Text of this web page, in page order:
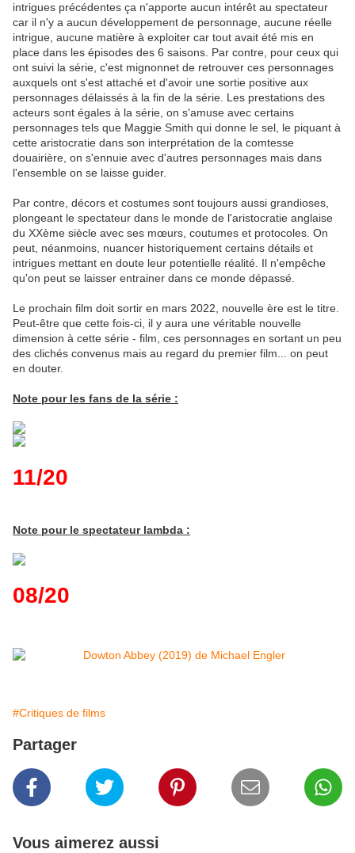
intrigues précédentes ça n'apporte aucun intérêt au spectateur
car il n'y a aucun développement de personnage, aucune réelle
intrigue, aucune matière à exploiter car tout avait été mis en
place dans les épisodes des 6 saisons. Par contre, pour ceux qui
ont suivi la série, c'est mignonnet de retrouver ces personnages
auxquels ont s'est attaché et d'avoir une sortie positive aux
personnages délaissés à la fin de la série. Les prestations des
acteurs sont égales à la série, on s'amuse avec certains
personnages tels que Maggie Smith qui donne le sel, le piquant à
cette aristocratie dans son interprétation de la comtesse
douairière, on s'ennuie avec d'autres personnages mais dans
l'ensemble on se laisse guider.
Par contre, décors et costumes sont toujours aussi grandioses,
plongeant le spectateur dans le monde de l'aristocratie anglaise
du XXème siècle avec ses mœurs, coutumes et protocoles. On
peut, néanmoins, nuancer historiquement certains détails et
intrigues mettant en doute leur potentielle réalité. Il n'empêche
qu'on peut se laisser entrainer dans ce monde dépassé.
Le prochain film doit sortir en mars 2022, nouvelle ère est le titre.
Peut-être que cette fois-ci, il y aura une véritable nouvelle
dimension à cette série - film, ces personnages en sortant un peu
des clichés convenus mais au regard du premier film... on peut
en douter.
Note pour les fans de la série :
11/20
Note pour le spectateur lambda :
08/20
#Critiques de films
Partager
Vous aimerez aussi